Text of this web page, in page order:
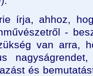
írja, ahhoz,
-
van arra,
és